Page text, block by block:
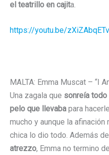
el teatrillo en cajita.
https://youtu.be/
MALTA: Emma Muscat – “I
Una zagala que sonreía
pelo que llevaba para
mucho y aunque la
chica lo dio todo. Además
atrezzo, Emma no termino